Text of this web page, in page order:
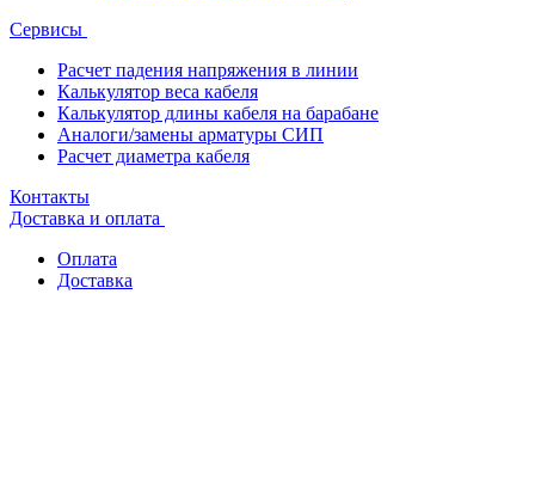
Сервисы
Расчет падения напряжения в линии
Калькулятор веса кабеля
Калькулятор длины кабеля на барабане
Аналоги/замены арматуры СИП
Расчет диаметра кабеля
Контакты
Доставка и оплата
Оплата
Доставка